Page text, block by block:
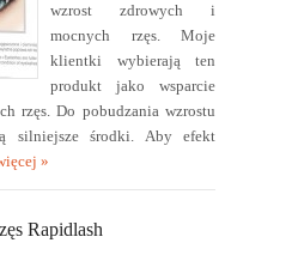
wzrost zdrowych i
mocnych rzęs. Moje
klientki wybierają ten
produkt jako wsparcie
rzęs. Do pobudzania wzrostu
silniejsze środki. Aby efekt
»
Rapidlash